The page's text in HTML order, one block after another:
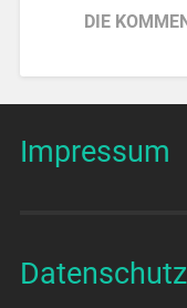
DIE
Impressum